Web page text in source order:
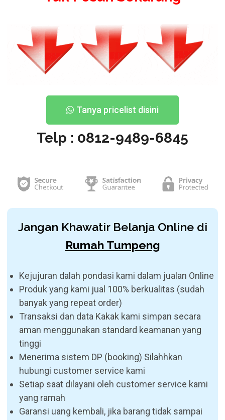
Tanya pricelist disini
Telp : 0812-9489-6845
Jangan Khawatir Belanja Online di
Rumah Tumpeng
Kejujuran dalah pondasi kami dalam jualan Online
Produk yang kami jual 100% berkualitas (sudah
banyak yang repeat order)
Transaksi dan data Kakak kami simpan secara
aman menggunakan standard keamanan yang
tinggi
Menerima sistem DP (booking) Silahhkan
hubungi customer service kami
Setiap saat dilayani oleh customer service kami
yang ramah
Garansi uang kembali, jika barang tidak sampai